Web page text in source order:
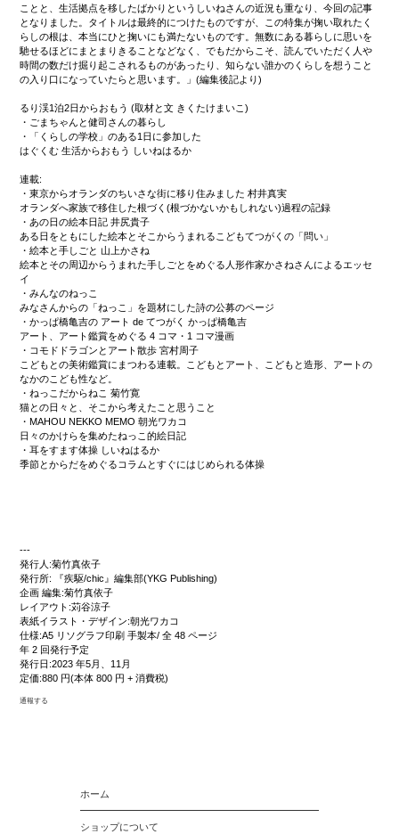
ことと、生活拠点を移したばかりというしいねさんの近況も重なり、今回の記事
となりました。タイトルは最終的につけたものですが、この特集が掬い取れたく
らしの根は、本当にひと掬いにも満たないものです。無数にある暮らしに思いを
馳せるほどにまとまりきることなどなく、でもだからこそ、読んでいただく人や
時間の数だけ掘り起こされるものがあったり、知らない誰かのくらしを想うこと
の入り口になっていたらと思います。」(編集後記より)
るり渓1泊2日からおもう (取材と文 きくたけまいこ)
・ごまちゃんと健司さんの暮らし
・「くらしの学校」のある1日に参加した
はぐくむ 生活からおもう しいねはるか
連載:
・東京からオランダのちいさな街に移り住みました 村井真実
オランダへ家族で移住した根づく(根づかないかもしれない)過程の記録
・あの日の絵本日記 井尻貴子
ある日をともにした絵本とそこからうまれるこどもてつがくの「問い」
・絵本と手しごと 山上かさね
絵本とその周辺からうまれた手しごとをめぐる人形作家かさねさんによるエッセ
イ
・みんなのねっこ
みなさんからの「ねっこ」を題材にした詩の公募のページ
・かっぱ橋亀吉の アート de てつがく かっぱ橋亀吉
アート、アート鑑賞をめぐる 4 コマ・1 コマ漫画
・コモドドラゴンとアート散歩 宮村周子
こどもとの美術鑑賞にまつわる連載。こどもとアート、こどもと造形、アートの
なかのこども性など。
・ねっこだからねこ 菊竹寛
猫との日々と、そこから考えたこと思うこと
・MAHOU NEKKO MEMO 朝光ワカコ
日々のかけらを集めたねっこ的絵日記
・耳をすます体操 しいねはるか
季節とからだをめぐるコラムとすぐにはじめられる体操
---
発行人:菊竹真依子
発行所: 『疾駆/chic』編集部(YKG Publishing)
企画 編集:菊竹真依子
レイアウト:苅谷涼子
表紙イラスト・デザイン:朝光ワカコ
仕様:A5 リソグラフ印刷 手製本/ 全 48 ページ
年 2 回発行予定
発行日:2023 年5月、11月
定価:880 円(本体 800 円 + 消費税)
通報する
ホーム
ショップについて